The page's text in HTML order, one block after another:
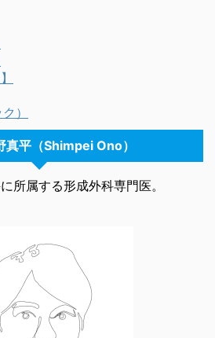
）
真平（Shimpei Ono）
所属する形成外科専門医。